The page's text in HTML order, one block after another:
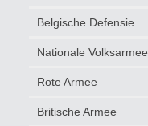
Belgische Defensie
Nationale Volksarmee
Rote Armee
Britische Armee